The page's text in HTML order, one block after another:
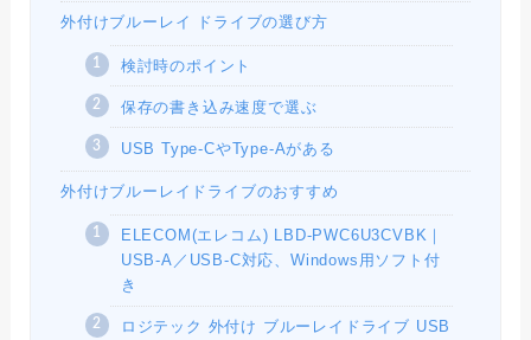
外付けブルーレイ ドライブの選び方
検討時のポイント
保存の書き込み速度で選ぶ
USB Type-CやType-Aがある
外付けブルーレイドライブのおすすめ
ELECOM(エレコム) LBD-PWC6U3CVBK｜
USB-A／USB-C対応、Windows用ソフト付
き
ロジテック 外付け ブルーレイドライブ USB